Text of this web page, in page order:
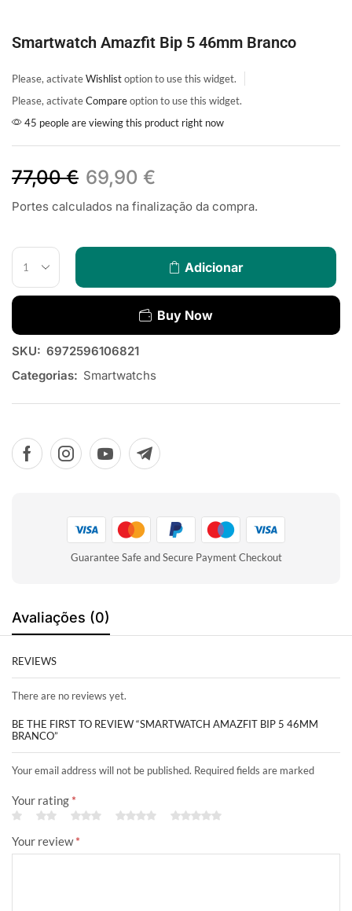
Smartwatch Amazfit Bip 5 46mm Branco
Please, activateWishlistoption to use this widget.
Please, activateCompareoption to use this widget.
45 people are viewing this product right now
77,00€ 69,90 €
Portes calculados na finalização da compra.
Adicionar
Buy Now
SKU: 6972596106821
Categorias: Smartwatchs
Guarantee Safe and Secure Payment Checkout
Avaliações (0)
REVIEWS
There are no reviews yet.
BE THE FIRST TO REVIEW “SMARTWATCH AMAZFIT BIP 5 46MM
BRANCO”
Your email address will not be published. Required fields are marked
Your rating *
Your review*